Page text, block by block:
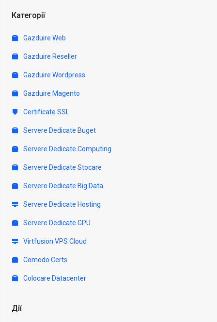
Категорії
Gazduire Web
Gazduire Reseller
Gazduire Wordpress
Gazduire Magento
Certificate SSL
Servere Dedicate Buget
Servere Dedicate Computing
Servere Dedicate Stocare
Servere Dedicate Big Data
Servere Dedicate Hosting
Servere Dedicate GPU
Virtfusion VPS Cloud
Comodo Certs
Colocare Datacenter
Дії